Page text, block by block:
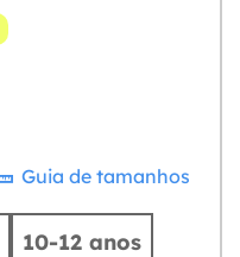
Guia de tamanhos
10-12 anos